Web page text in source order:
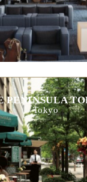
PENINSULA
Tokyo